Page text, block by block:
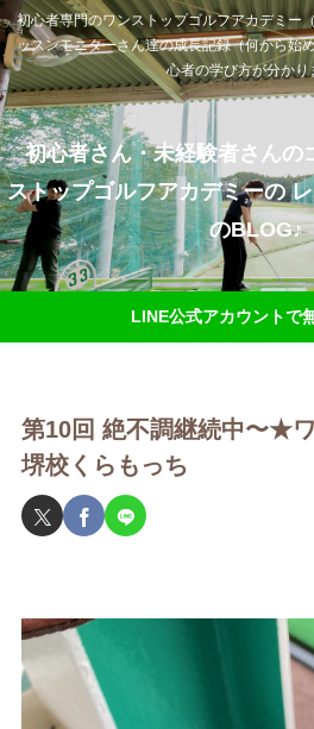
初心者専門のワンストップゴルフアカデミー
ッスンモニターさん達の成長記録（何から始
心者の学び方が分かり
初心者さん・未経験者さんの
ストップゴルフアカデミーの
のBLOG♪
LINE公式アカウントで
第10回 絶不調継続中〜★
堺校くらもっち